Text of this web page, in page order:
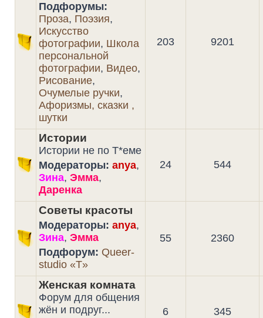
Подфорумы:
Проза, Поэзия,
Искусство
фотографии, Школа
персональной
фотографии, Видео,
Рисование,
Очумелые ручки,
Афоризмы, сказки ,
шутки
203 9201
Истории
Истории не по Т*еме
Модераторы: anya,
Зина, Эмма,
Даренка
24 544
Советы красоты
Модераторы: anya,
Зина, Эмма
Подфорум: Queer-
studio «T»
55 2360
Женская комната
Форум для общения
жён и подруг...
6 345